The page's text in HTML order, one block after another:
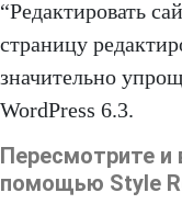
“Редактировать
страницу
значительно
WordPress 6.3.
Пересмотрите и
помощью Style